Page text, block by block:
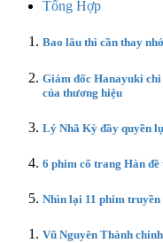
Tổng Hợp
Bao lâu thì cần thay
Giám đốc Hanayuki
của thương hiệu
Lý Nhã Kỳ đầy quyền
6 phim cổ trang Hàn
Nhìn lại 11 phim
Vũ Nguyên Thành